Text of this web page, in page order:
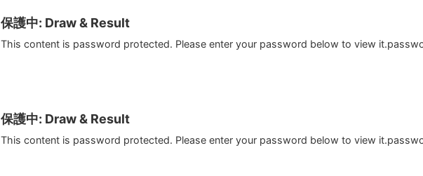
保護中: Draw & Result
This content is password protected. Please enter your password below to view
保護中: Draw & Result
This content is password protected. Please enter your password below to view